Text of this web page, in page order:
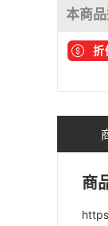
本商
折
商